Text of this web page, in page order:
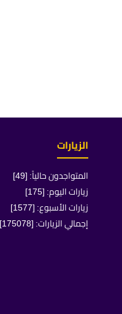
الزيارات
المتواجدون حالياً: [49]
زيارات اليوم: [175]
زيارات الأسبوع: [1577]
إجمالي الزيارات: [175078]